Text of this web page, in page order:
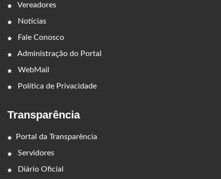
Vereadores
Notícias
Fale Conosco
Administração do Portal
WebMail
Política de Privacidade
Transparência
Portal da Transparência
Servidores
Diário Oficial